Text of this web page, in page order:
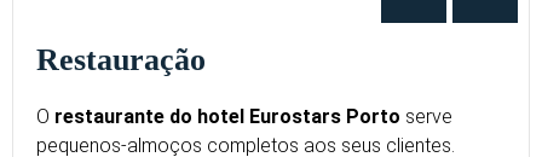
Restauração
O restaurante do hotel Eurostars Porto serve
pequenos-almoços completos aos seus clientes.